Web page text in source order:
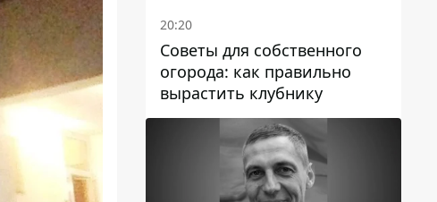
20:20
Советы для собственного
огорода: как правильно
вырастить клубнику